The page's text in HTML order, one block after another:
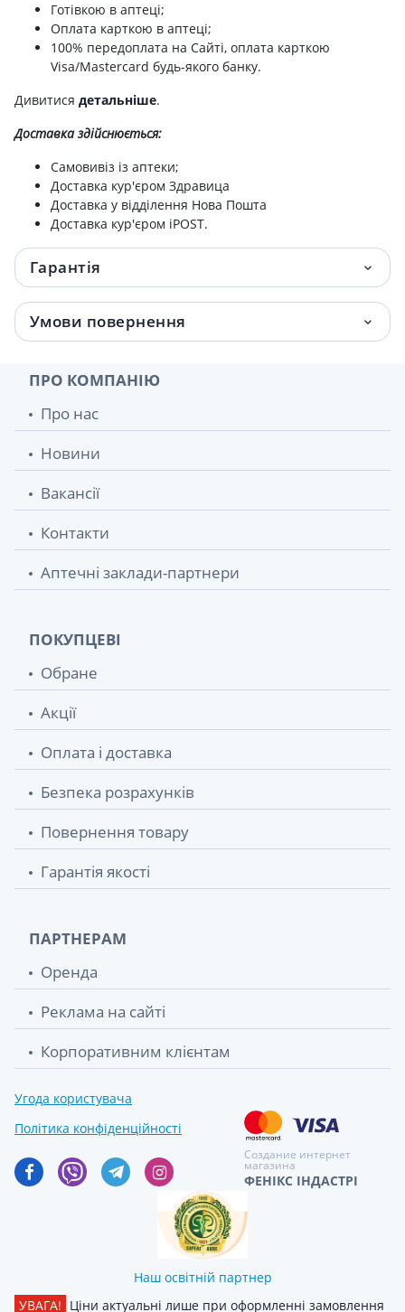
крем д/обличчя з алое вера зволожуючий
42мл
300мл
Олiя реп'яхова серiї "домашний доктор"
100 мл п/випадiння волосся
Домашний доктор елексир д/роту компл дiї
500мл
Домашний доктор елексир ромашковий
500мл
113 грн.
Домашний доктор елексир д/роту
кедровий 500мл
117 грн.
Готівкою в аптеці;
Оплата карткою в аптеці;
100% передоплата на Сайті, оплата карткою
Visa/Mastercard будь-якого банку.
Дивитися детальніше.
Доставка здійснюється:
Самовивіз із аптеки;
Доставка кур'єром Здравица
Доставка у відділення Нова Пошта
Доставка кур'єром iPOST.
Гарантія
Умови повернення
ПРО КОМПАНІЮ
Про нас
Новини
Вакансії
Контакти
Аптечні заклади-партнери
ПОКУПЦЕВІ
Обране
Акції
Оплата і доставка
Безпека розрахунків
Повернення товару
Гарантія якості
ПАРТНЕРАМ
Оренда
Реклама на сайті
Корпоративним клієнтам
Угода користувача
Політика конфіденційності
Создание интернет
магазина
ФЕНІКС ІНДАСТРІ
Наш освітній партнер
УВАГА! Ціни актуальні лише при оформленні замовлення